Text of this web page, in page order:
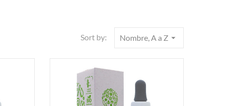
Sort by: Nombre, A a Z arrow_drop_down